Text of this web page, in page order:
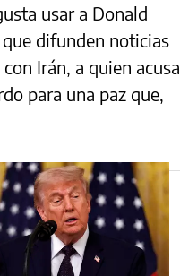
usar a Donald
difunden noticias
Irán, a quien acusa
para una paz que,